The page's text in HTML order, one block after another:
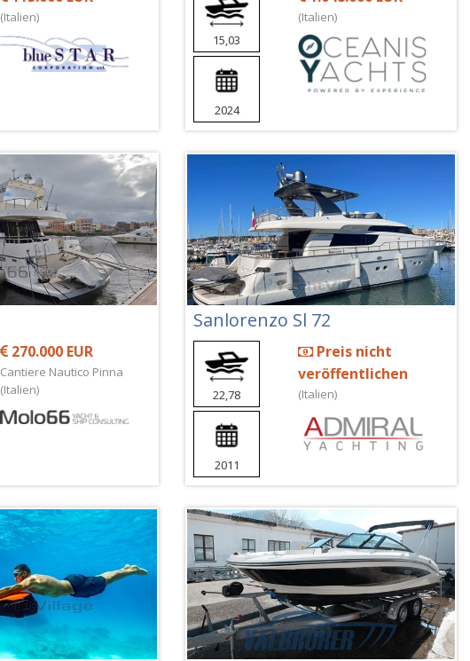
(Italien)
15,03
2024
(Italien)
270.000 EUR
Cantiere Nautico Pinna
(Italien)
Sanlorenzo Sl 72
22,78
2011
Preis nicht
veröffentlichen
(Italien)